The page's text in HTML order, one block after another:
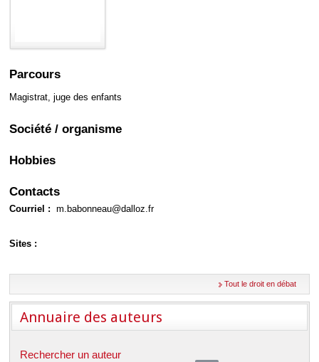
IT
Parcours
Magistrat, juge des enfants
Société / organisme
Hobbies
Contacts
Courriel : m.babonneau@dalloz.fr
Sites :
Tout le droit en débat
Annuaire des auteurs
Rechercher un auteur